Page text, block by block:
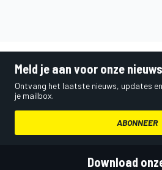
Meld je aan voor onze
Ontvang het laatste nieuws, updates
je mailbox.
ABONNEER
Download